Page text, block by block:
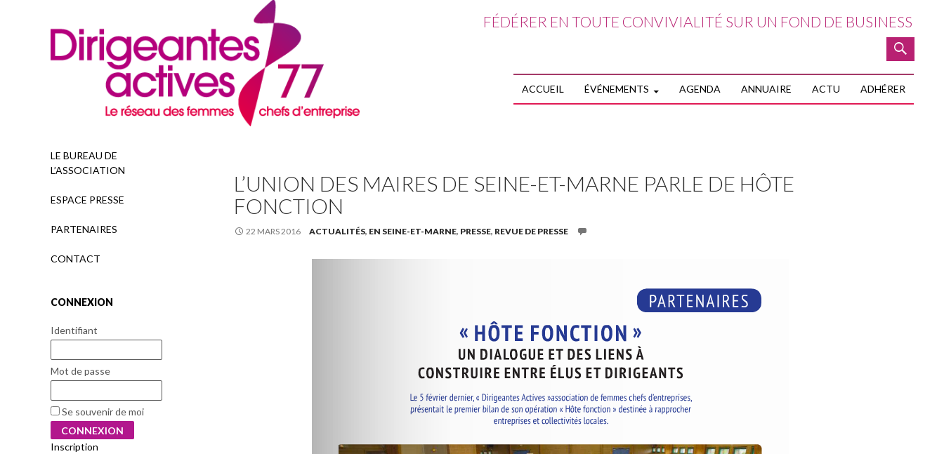
FÉDÉRER EN TOUTE CONVIVIALITÉ SUR UN FOND DE BUSINESS
Recherche
ALLER AU CONTENU PRINCIPAL
ACCUEIL ÉVÉNEMENTS AGENDA ANNUAIRE ACTU ADHÉRER
L’UNION DES MAIRES DE SEINE-ET-MARNE PARLE DE HÔTE
FONCTION
22 MARS 2016 ACTUALITÉS, EN SEINE-ET-MARNE, PRESSE, REVUE DE PRESSE
LE BUREAU DE
L’ASSOCIATION
ESPACE PRESSE
PARTENAIRES
CONTACT
CONNEXION
Identifiant
Mot de passe
Se souvenir de moi
Inscription